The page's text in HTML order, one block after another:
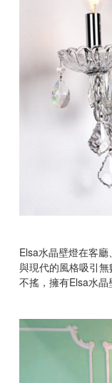
Elsa水晶壁燈在客
與現代的風格吸引
不搖，擁有Elsa水晶